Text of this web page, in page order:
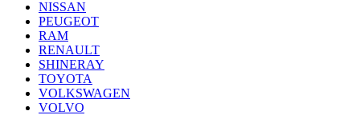
NISSAN
PEUGEOT
RAM
RENAULT
SHINERAY
TOYOTA
VOLKSWAGEN
VOLVO